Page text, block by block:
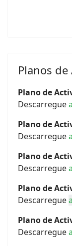
Planos
Plano de
Descarregue
Plano de
Descarregue
Plano de
Descarregue
Plano de
Descarregue
Plano de
Descarregue